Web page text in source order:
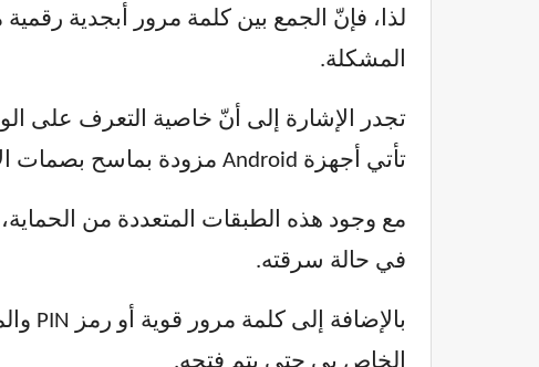
المشكلة.
تأتي أجهزة Android مزودة بماسح بصمات الأصابع، وهو بديل أكثر أمانًا وموثوقية.
مع وجود هذه الطبقات المتعددة من
في حالة سرقته.
بالإضافة إلى كلمة مرور قوية أو رمز PIN والمصادقة البيومترية، أقوم
الخاص بي حتى يتم فتحه.